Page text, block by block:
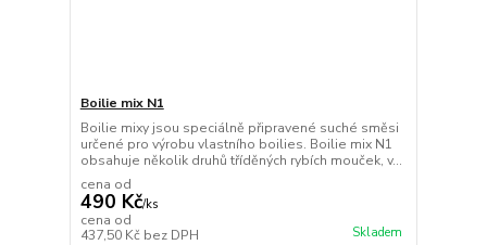
Boilie mix N1
Boilie mixy jsou speciálně připravené suché směsi
určené pro výrobu vlastního boilies. Boilie mix N1
obsahuje několik druhů tříděných rybích mouček, v...
cena od
490 Kč/ks
cena od
437,50 Kč bez DPH Skladem